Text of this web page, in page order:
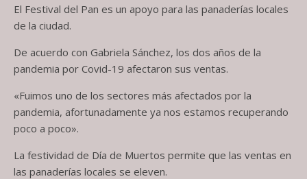
El Festival del Pan es un apoyo para las panaderías locales
de la ciudad.
De acuerdo con Gabriela Sánchez, los dos años de la
pandemia por Covid-19 afectaron sus ventas.
«Fuimos uno de los sectores más afectados por la
pandemia, afortunadamente ya nos estamos recuperando
poco a poco».
La festividad de Día de Muertos permite que las ventas en
las panaderías locales se eleven.